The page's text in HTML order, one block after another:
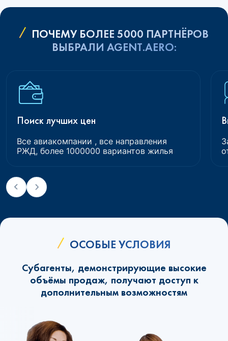
ПОЧЕМУ БОЛЕЕ 5000 ПАРТНЁРОВ
ВЫБРАЛИ AGENT.AERO:
Поиск лучших цен
Все авиакомпании , все направления
РЖД, более 1000000 вариантов жилья
ОСОБЫЕ УСЛОВИЯ
Субагенты, демонстрирующие высокие
объёмы продаж, получают доступ к
дополнительным возможностям